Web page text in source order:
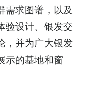
需求图谱，以及
验设计、银发交
，并为广大银发
示的基地和窗